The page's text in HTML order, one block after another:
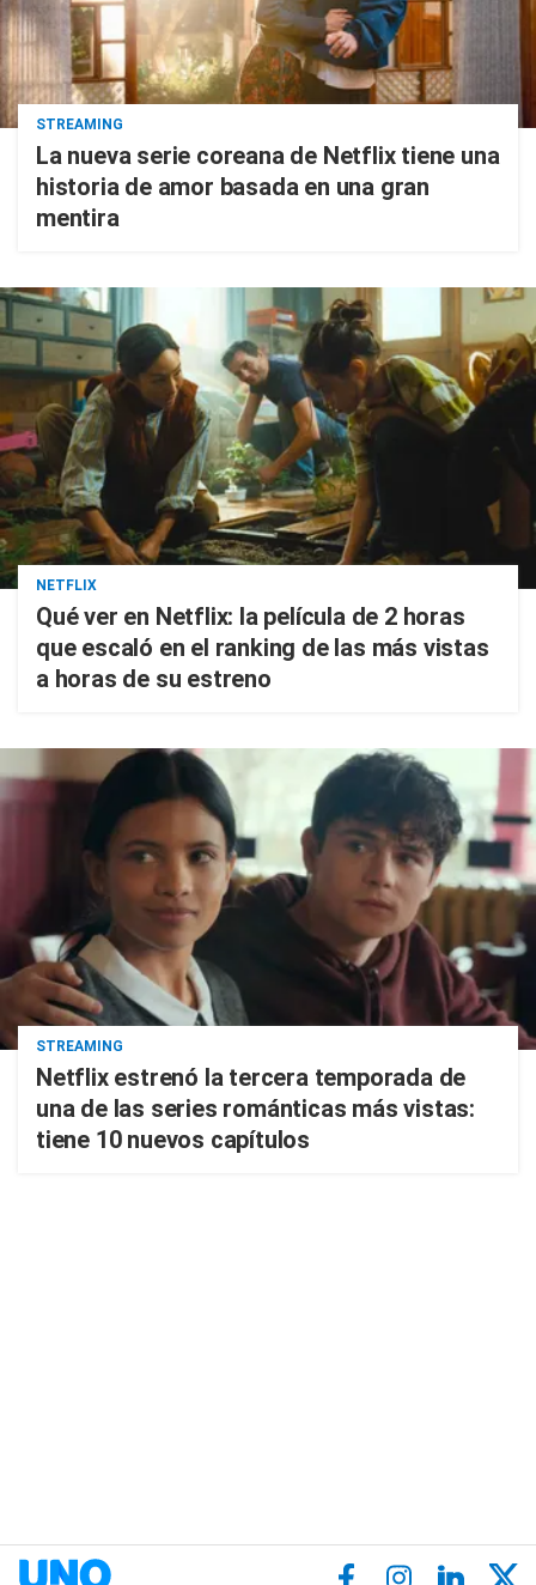
STREAMING
La nueva serie coreana de Netflix tiene una
historia de amor basada en una gran
mentira
NETFLIX
Qué ver en Netflix: la película de 2 horas
que escaló en el ranking de las más vistas
a horas de su estreno
STREAMING
Netflix estrenó la tercera temporada de
una de las series románticas más vistas:
tiene 10 nuevos capítulos